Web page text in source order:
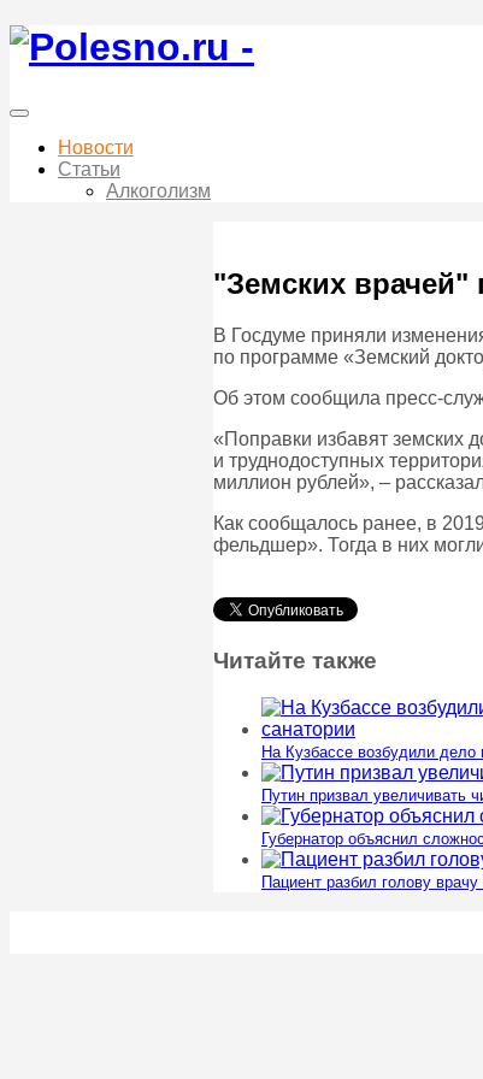
Новости
Статьи
Алкоголизм
"Земских
В Госдуме приняли
по программе «Земский
Об этом сообщила пресс-
«Поправки избавят земских
и труднодоступных
миллион рублей», –
Как сообщалось ранее, в
фельдшер». Тогда в них
Читайте также
На Кузбассе возбудили дело
Путин призвал увеличивать
Губернатор объяснил
Пациент разбил голову